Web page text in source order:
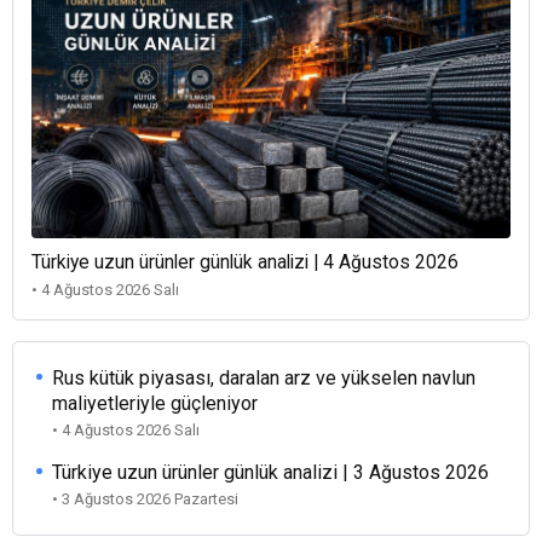
Türkiye uzun ürünler günlük analizi | 4 Ağustos 2026
• 4 Ağustos 2026 Salı
Rus kütük piyasası, daralan arz ve yükselen navlun
maliyetleriyle güçleniyor
• 4 Ağustos 2026 Salı
Türkiye uzun ürünler günlük analizi | 3 Ağustos 2026
• 3 Ağustos 2026 Pazartesi